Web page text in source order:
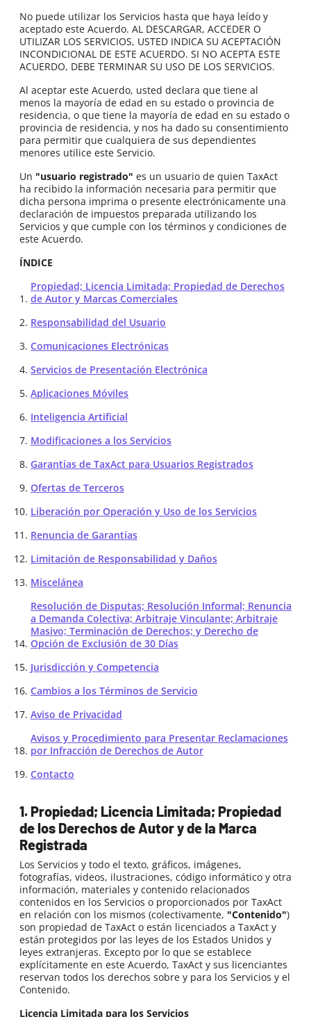
No puede utilizar los Servicios hasta que haya leído y
aceptado este Acuerdo. AL DESCARGAR, ACCEDER O
UTILIZAR LOS SERVICIOS, USTED INDICA SU ACEPTACIÓN
INCONDICIONAL DE ESTE ACUERDO. SI NO ACEPTA ESTE
ACUERDO, DEBE TERMINAR SU USO DE LOS SERVICIOS.
Al aceptar este Acuerdo, usted declara que tiene al
menos la mayoría de edad en su estado o provincia de
residencia, o que tiene la mayoría de edad en su estado o
provincia de residencia, y nos ha dado su consentimiento
para permitir que cualquiera de sus dependientes
menores utilice este Servicio.
Un "usuario registrado" es un usuario de quien TaxAct
ha recibido la información necesaria para permitir que
dicha persona imprima o presente electrónicamente una
declaración de impuestos preparada utilizando los
Servicios y que cumple con los términos y condiciones de
este Acuerdo.
ÍNDICE
Propiedad; Licencia Limitada; Propiedad de Derechos
de Autor y Marcas Comerciales
Responsabilidad del Usuario
Comunicaciones Electrónicas
Servicios de Presentación Electrónica
Aplicaciones Móviles
Inteligencia Artificial
Modificaciones a los Servicios
Garantías de TaxAct para Usuarios Registrados
Ofertas de Terceros
Liberación por Operación y Uso de los Servicios
Renuncia de Garantías
Limitación de Responsabilidad y Daños
Miscelánea
Resolución de Disputas; Resolución Informal; Renuncia
a Demanda Colectiva; Arbitraje Vinculante; Arbitraje
Masivo; Terminación de Derechos; y Derecho de
Opción de Exclusión de 30 Días
Jurisdicción y Competencia
Cambios a los Términos de Servicio
Aviso de Privacidad
Avisos y Procedimiento para Presentar Reclamaciones
por Infracción de Derechos de Autor
Contacto
1. Propiedad; Licencia Limitada; Propiedad
de los Derechos de Autor y de la Marca
Registrada
Los Servicios y todo el texto, gráficos, imágenes,
fotografías, videos, ilustraciones, código informático y otra
información, materiales y contenido relacionados
contenidos en los Servicios o proporcionados por TaxAct
en relación con los mismos (colectivamente, "Contenido")
son propiedad de TaxAct o están licenciados a TaxAct y
están protegidos por las leyes de los Estados Unidos y
leyes extranjeras. Excepto por lo que se establece
explícitamente en este Acuerdo, TaxAct y sus licenciantes
reservan todos los derechos sobre y para los Servicios y el
Contenido.
Licencia Limitada para los Servicios